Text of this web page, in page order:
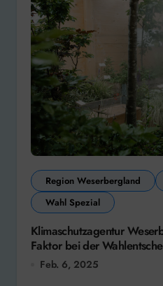
Region Weserbergland
Wahl Spezial
Klimaschutzagentur
Faktor bei der
Feb. 6, 2025